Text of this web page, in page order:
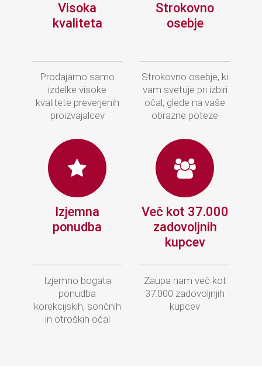
Visoka
kvaliteta
Prodajamo samo
izdelke visoke
kvalitete preverjenih
proizvajalcev
Strokovno
osebje
Strokovno osebje, ki
vam svetuje pri izbiri
očal, glede na vaše
obrazne poteze
Izjemna
ponudba
Izjemno bogata
ponudba
korekcijskih, sončnih
in otroških očal
Več kot 37.000
zadovoljnih
kupcev
Zaupa nam več kot
37.000 zadovoljnjih
kupcev